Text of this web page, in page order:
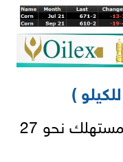
)
سجل سعر الذرة البرازيلي للمستهلك نحو 27